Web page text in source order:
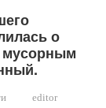
о
мусорным
editor